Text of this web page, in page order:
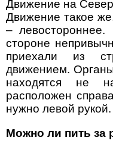
Движение на
Движение такое
–
стороне
приехали из
движением.
находятся не
расположен
нужно левой рукой.
Можно ли пить за